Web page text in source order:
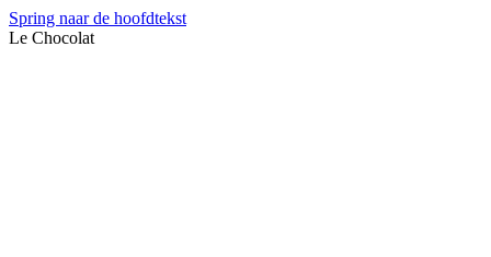
Spring naar de hoofdtekst
Le Chocolat